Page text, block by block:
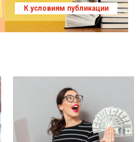
К условиям публикации